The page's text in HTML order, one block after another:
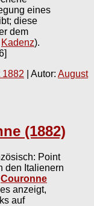
eines
diese
dem
Kadenz).
1882 | Autor: August
(1882)
Point
den Italienern
Couronne
anzeigt,
auf